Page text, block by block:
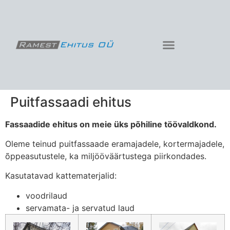
Puitfassaadi ehitus
Fassaadide ehitus on meie üks põhiline töövaldkond.
Oleme teinud puitfassaade eramajadele, kortermajadele,
õppeasutustele, ka miljööväärtustega piirkondades.
Kasutatavad kattematerjalid:
voodrilaud
servamata- ja servatud laud